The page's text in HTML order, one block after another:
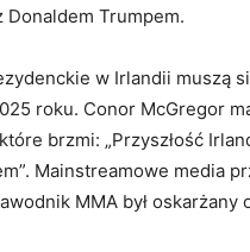
Donaldem Trumpem.
w Irlandii muszą
roku. Conor McGregor
brzmi: „Przyszłość
Mainstreamowe media
MMA był oskarżany